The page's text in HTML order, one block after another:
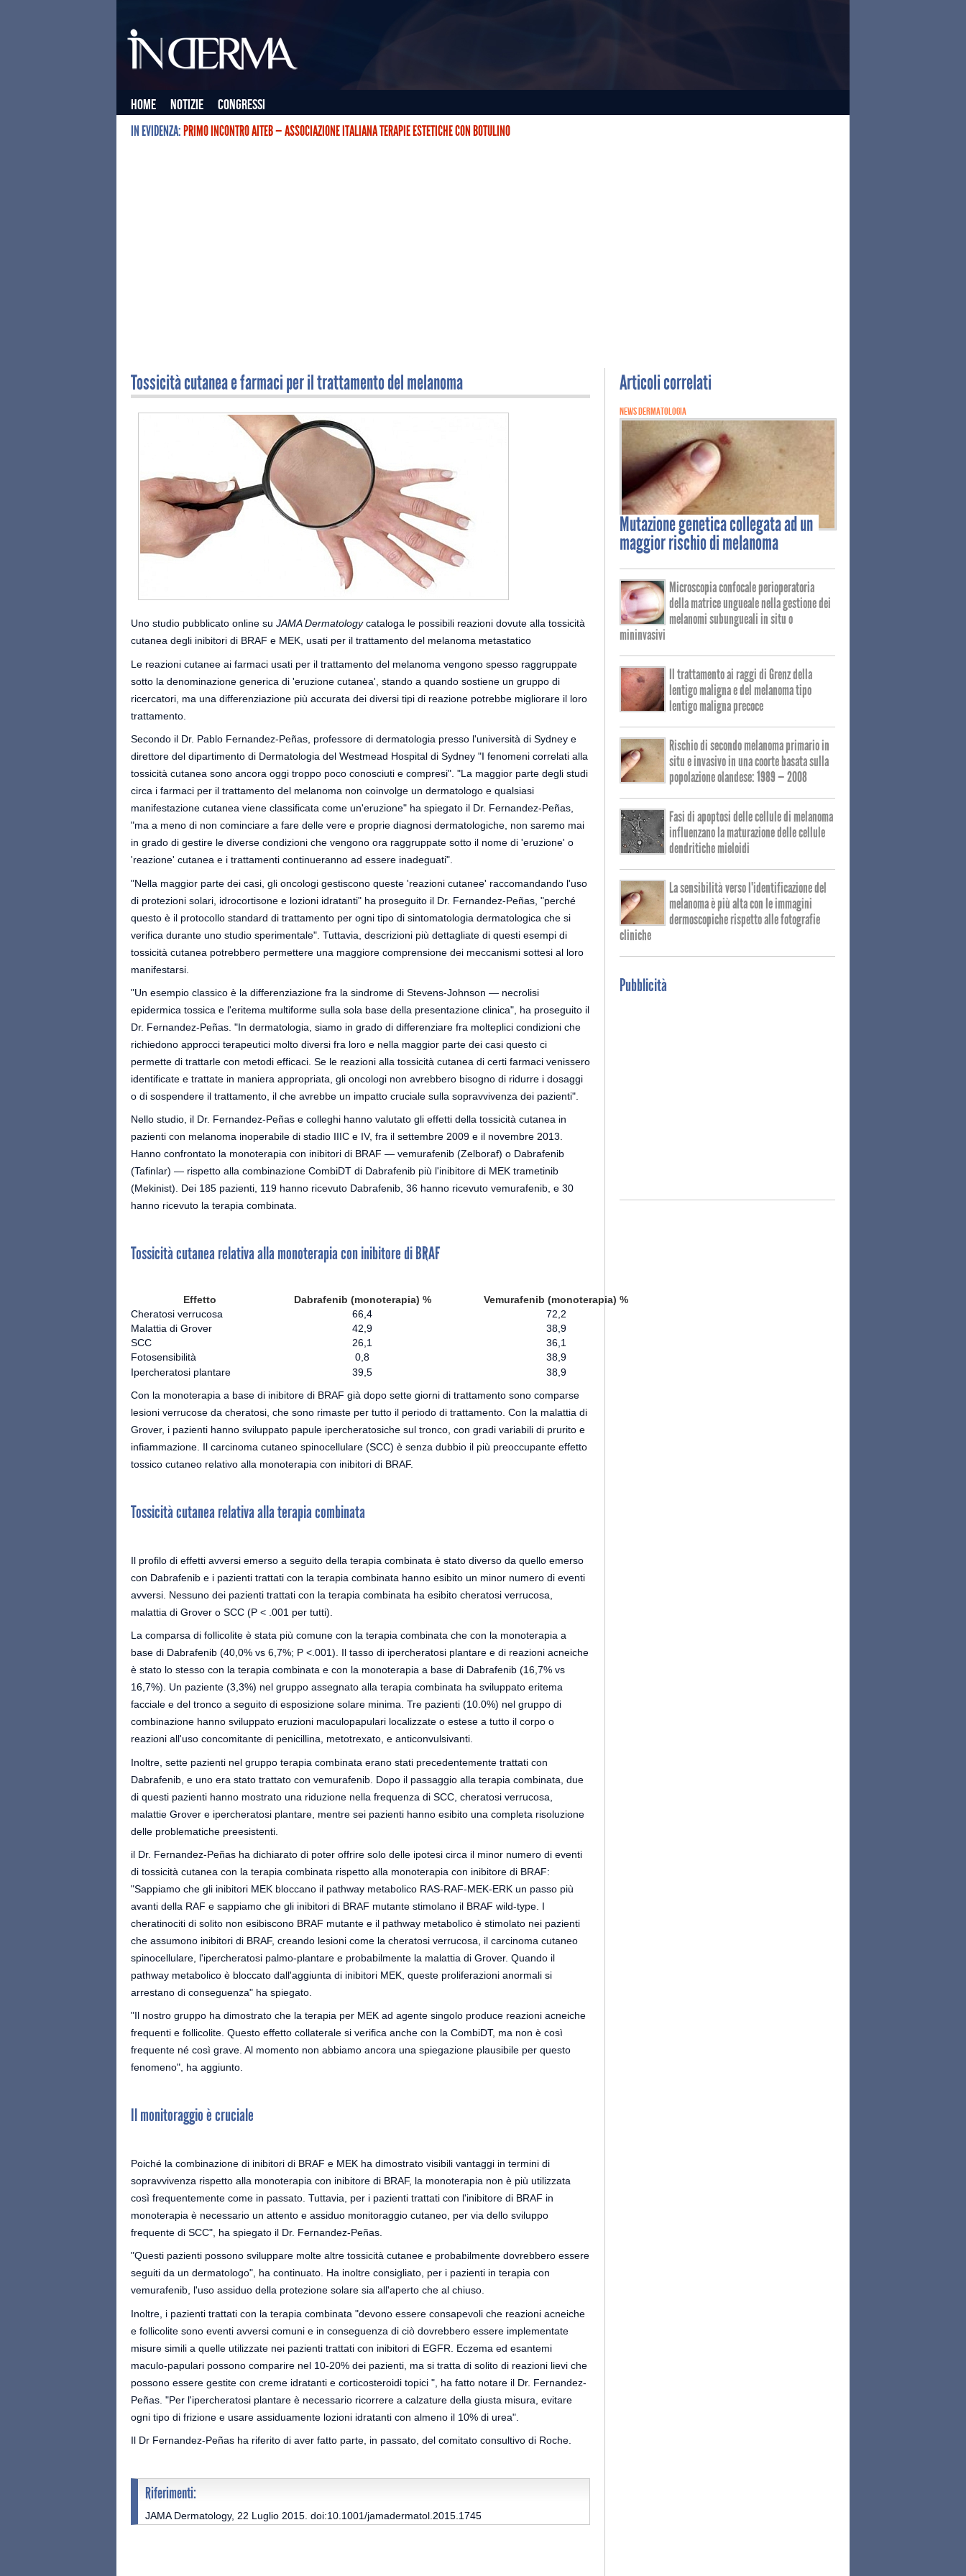
Home Notizie
Congressi
IN EVIDENZA:PRIMO INCONTRO AITEB — ASSOCIAZIONE ITALIANA TERAPIE ESTETICHE CON BOTULINO
Tossicità cutanea e farmaci per il trattamento del melanoma
Uno studio pubblicato online su JAMA Dermatologycataloga le possibili reazioni dovute alla tossicità
cutanea degli inibitori di BRAF e MEK, usati per il trattamento del melanoma metastatico
Le reazioni cutanee ai farmaci usati per il trattamento del melanoma vengono spesso raggruppate
sotto la denominazione generica di 'eruzione cutanea', stando a quando sostiene un gruppo di
ricercatori, ma una differenziazione più accurata dei diversi tipi di reazione potrebbe migliorare il loro
trattamento.
Secondo il Dr. Pablo Fernandez-Peñas, professore di dermatologia presso l'università di Sydney e
direttore del dipartimento di Dermatologia del Westmead Hospital di Sydney "I fenomeni correlati alla
tossicità cutanea sono ancora oggi troppo poco conosciuti e compresi". "La maggior parte degli studi
circa i farmaci per il trattamento del melanoma non coinvolge un dermatologo e qualsiasi
manifestazione cutanea viene classificata come un'eruzione" ha spiegato il Dr. Fernandez-Peñas,
"ma a meno di non cominciare a fare delle vere e proprie diagnosi dermatologiche, non saremo mai
in grado di gestire le diverse condizioni che vengono ora raggruppate sotto il nome di 'eruzione' o
'reazione' cutanea e i trattamenti continueranno ad essere inadeguati".
"Nella maggior parte dei casi, gli oncologi gestiscono queste 'reazioni cutanee' raccomandando l'uso
di protezioni solari, idrocortisone e lozioni idratanti" ha proseguito il Dr. Fernandez-Peñas, "perché
questo è il protocollo standard di trattamento per ogni tipo di sintomatologia dermatologica che si
verifica durante uno studio sperimentale". Tuttavia, descrizioni più dettagliate di questi esempi di
tossicità cutanea potrebbero permettere una maggiore comprensione dei meccanismi sottesi al loro
manifestarsi.
"Un esempio classico è la differenziazione fra la sindrome di Stevens-Johnson — necrolisi
epidermica tossica e l'eritema multiforme sulla sola base della presentazione clinica", ha proseguito il
Dr. Fernandez-Peñas. "In dermatologia, siamo in grado di differenziare fra molteplici condizioni che
richiedono approcci terapeutici molto diversi fra loro e nella maggior parte dei casi questo ci
permette di trattarle con metodi efficaci. Se le reazioni alla tossicità cutanea di certi farmaci venissero
identificate e trattate in maniera appropriata, gli oncologi non avrebbero bisogno di ridurre i dosaggi
o di sospendere il trattamento, il che avrebbe un impatto cruciale sulla sopravvivenza dei pazienti".
Nello studio, il Dr. Fernandez-Peñas e colleghi hanno valutato gli effetti della tossicità cutanea in
pazienti con melanoma inoperabile di stadio IIIC e IV, fra il settembre 2009 e il novembre 2013.
Hanno confrontato la monoterapia con inibitori di BRAF — vemurafenib (Zelboraf) o Dabrafenib
(Tafinlar) — rispetto alla combinazione CombiDT di Dabrafenib più l'inibitore di MEK trametinib
(Mekinist). Dei 185 pazienti, 119 hanno ricevuto Dabrafenib, 36 hanno ricevuto vemurafenib, e 30
hanno ricevuto la terapia combinata.
Tossicità cutanea relativa alla monoterapia con inibitore di BRAF
Effetto Dabrafenib (monoterapia) %
Vemurafenib (monoterapia) %
Cheratosi verrucosa
66,4
72,2
Malattia di Grover
42,9
38,9
SCC
26,1
36,1
Fotosensibilità
0,8
38,9
Ipercheratosi plantare
39,5 38,9
Con la monoterapia a base di inibitore di BRAF già dopo sette giorni di trattamento sono comparse
lesioni verrucose da cheratosi, che sono rimaste per tutto il periodo di trattamento. Con la malattia di
Grover, i pazienti hanno sviluppato papule ipercheratosiche sul tronco, con gradi variabili di prurito e
infiammazione. Il carcinoma cutaneo spinocellulare (SCC) è senza dubbio il più preoccupante effetto
tossico cutaneo relativo alla monoterapia con inibitori di BRAF.
Tossicità cutanea relativa alla terapia combinata
Il profilo di effetti avversi emerso a seguito della terapia combinata è stato diverso da quello emerso
con Dabrafenib e i pazienti trattati con la terapia combinata hanno esibito un minor numero di eventi
avversi. Nessuno dei pazienti trattati con la terapia combinata ha esibito cheratosi verrucosa,
malattia di Grover o SCC (P < .001 per tutti).
La comparsa di follicolite è stata più comune con la terapia combinata che con la monoterapia a
base di Dabrafenib (40,0% vs 6,7%; P <.001). Il tasso di ipercheratosi plantare e di reazioni acneiche
è stato lo stesso con la terapia combinata e con la monoterapia a base di Dabrafenib (16,7% vs
16,7%). Un paziente (3,3%) nel gruppo assegnato alla terapia combinata ha sviluppato eritema
facciale e del tronco a seguito di esposizione solare minima. Tre pazienti (10.0%) nel gruppo di
combinazione hanno sviluppato eruzioni maculopapulari localizzate o estese a tutto il corpo o
reazioni all'uso concomitante di penicillina, metotrexato, e anticonvulsivanti.
Inoltre, sette pazienti nel gruppo terapia combinata erano stati precedentemente trattati con
Dabrafenib, e uno era stato trattato con vemurafenib. Dopo il passaggio alla terapia combinata, due
di questi pazienti hanno mostrato una riduzione nella frequenza di SCC, cheratosi verrucosa,
malattie Grover e ipercheratosi plantare, mentre sei pazienti hanno esibito una completa risoluzione
delle problematiche preesistenti.
il Dr. Fernandez-Peñas ha dichiarato di poter offrire solo delle ipotesi circa il minor numero di eventi
di tossicità cutanea con la terapia combinata rispetto alla monoterapia con inibitore di BRAF:
"Sappiamo che gli inibitori MEK bloccano il pathway metabolico RAS-RAF-MEK-ERK un passo più
avanti della RAF e sappiamo che gli inibitori di BRAF mutante stimolano il BRAF wild-type. I
cheratinociti di solito non esibiscono BRAF mutante e il pathway metabolico è stimolato nei pazienti
che assumono inibitori di BRAF, creando lesioni come la cheratosi verrucosa, il carcinoma cutaneo
spinocellulare, l'ipercheratosi palmo-plantare e probabilmente la malattia di Grover. Quando il
pathway metabolico è bloccato dall'aggiunta di inibitori MEK, queste proliferazioni anormali si
arrestano di conseguenza" ha spiegato.
"Il nostro gruppo ha dimostrato che la terapia per MEK ad agente singolo produce reazioni acneiche
frequenti e follicolite. Questo effetto collaterale si verifica anche con la CombiDT, ma non è così
frequente né così grave. Al momento non abbiamo ancora una spiegazione plausibile per questo
fenomeno", ha aggiunto.
Il monitoraggio è cruciale
Poiché la combinazione di inibitori di BRAF e MEK ha dimostrato visibili vantaggi in termini di
sopravvivenza rispetto alla monoterapia con inibitore di BRAF, la monoterapia non è più utilizzata
così frequentemente come in passato. Tuttavia, per i pazienti trattati con l'inibitore di BRAF in
monoterapia è necessario un attento e assiduo monitoraggio cutaneo, per via dello sviluppo
frequente di SCC", ha spiegato il Dr. Fernandez-Peñas.
"Questi pazienti possono sviluppare molte altre tossicità cutanee e probabilmente dovrebbero essere
seguiti da un dermatologo", ha continuato. Ha inoltre consigliato, per i pazienti in terapia con
vemurafenib, l'uso assiduo della protezione solare sia all'aperto che al chiuso.
Inoltre, i pazienti trattati con la terapia combinata "devono essere consapevoli che reazioni acneiche
e follicolite sono eventi avversi comuni e in conseguenza di ciò dovrebbero essere implementate
misure simili a quelle utilizzate nei pazienti trattati con inibitori di EGFR. Eczema ed esantemi
maculo-papulari possono comparire nel 10-20% dei pazienti, ma si tratta di solito di reazioni lievi che
possono essere gestite con creme idratanti e corticosteroidi topici ", ha fatto notare il Dr. Fernandez-
Peñas. "Per l'ipercheratosi plantare è necessario ricorrere a calzature della giusta misura, evitare
ogni tipo di frizione e usare assiduamente lozioni idratanti con almeno il 10% di urea".
Il Dr Fernandez-Peñas ha riferito di aver fatto parte, in passato, del comitato consultivo di Roche.
Riferimenti:
JAMA Dermatology, 22 Luglio 2015. doi:10.1001/jamadermatol.2015.1745
Articoli correlati
NEWS DERMATOLOGIA
Mutazionegenetica collegata ad un
maggior rischio di melanoma
Microscopia confocale perioperatoria
della matrice ungueale nella gestione dei
melanomi subungueali in situ o
mininvasivi
Il trattamento ai raggi di Grenz della
lentigo maligna e del melanoma tipo
lentigo maligna precoce
Rischio di secondo melanoma primario in
situ e invasivo in una coorte basata sulla
popolazione olandese: 1989 — 2008
Fasi di apoptosi delle cellule di melanoma
influenzano la maturazione delle cellule
dendritiche mieloidi
La sensibilità verso l'identificazione del
melanoma è più alta con le immagini
dermoscopiche rispetto alle fotografie
cliniche
Pubblicità